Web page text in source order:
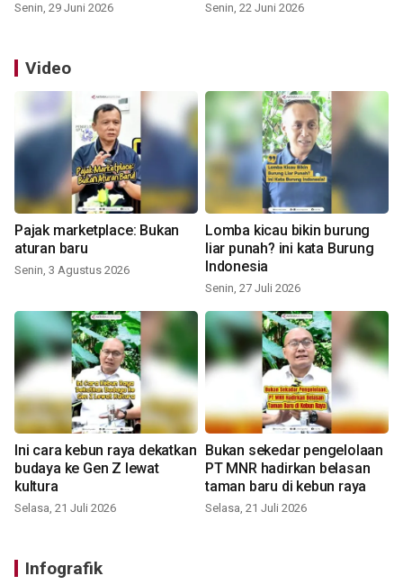
Senin, 29 Juni 2026 Senin, 22 Juni 2026
Video
Pajak marketplace: Bukan
aturan baru
Senin, 3 Agustus 2026
Lomba kicau bikin burung
liar punah? ini kata Burung
Indonesia
Senin, 27 Juli 2026
Ini cara kebun raya dekatkan
budaya ke Gen Z lewat
kultura
Selasa, 21 Juli 2026
Bukan sekedar pengelolaan
PT MNR hadirkan belasan
taman baru di kebun raya
Selasa, 21 Juli 2026
Infografik